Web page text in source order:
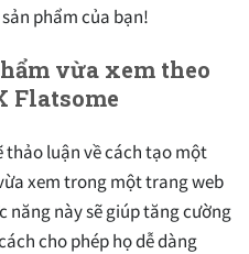
phẩm của bạn!
vừa xem theo
Flatsome
thảo luận về cách tạo một
xem trong một trang web
năng này sẽ giúp tăng cường
cho phép họ dễ dàng